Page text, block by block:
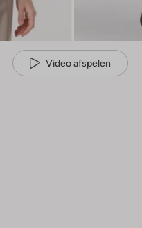
Video afspelen